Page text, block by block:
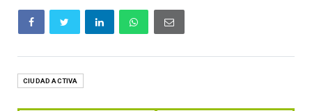
CIUDAD ACTIVA